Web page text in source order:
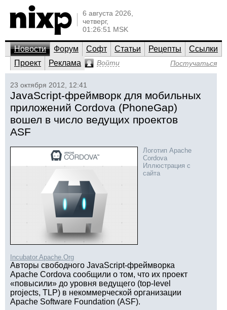
6 августа 2026,
четверг,
01:26:51 MSK
Новости Форум Софт Статьи Рецепты
Ссылки
Проект
Реклама Войти Постучаться
23 октября 2012, 12:41
JavaScript-фреймворк для мобильных
приложений Cordova (PhoneGap)
вошел в число ведущих проектов
ASF
Логотип Apache
Cordova
Иллюстрация с
сайта
Incubator.Apache.Org
Авторы свободного JavaScript-фреймворка
Apache Cordova сообщили о том, что их проект
«повысили» до уровня ведущего (top-level
projects, TLP) в некоммерческой организации
Apache Software Foundation (ASF).